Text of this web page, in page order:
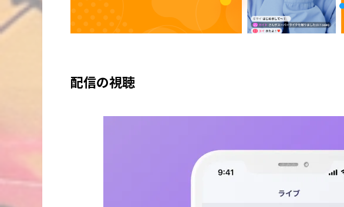
配信の視聴